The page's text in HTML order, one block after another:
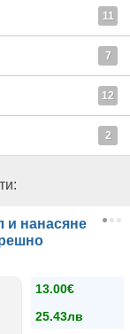
11
7
12
2
и нанасяне
13.00€
25.43лв